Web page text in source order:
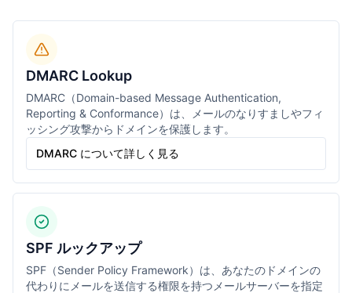
DMARC Lookup
DMARC（Domain-based Message Authentication,
Reporting & Conformance）は、メールのなりすましやフィ
ッシング攻撃からドメインを保護します。
DMARC について詳しく見る
SPF ルックアップ
SPF（Sender Policy Framework）は、あなたのドメインの
代わりにメールを送信する権限を持つメールサーバーを指定